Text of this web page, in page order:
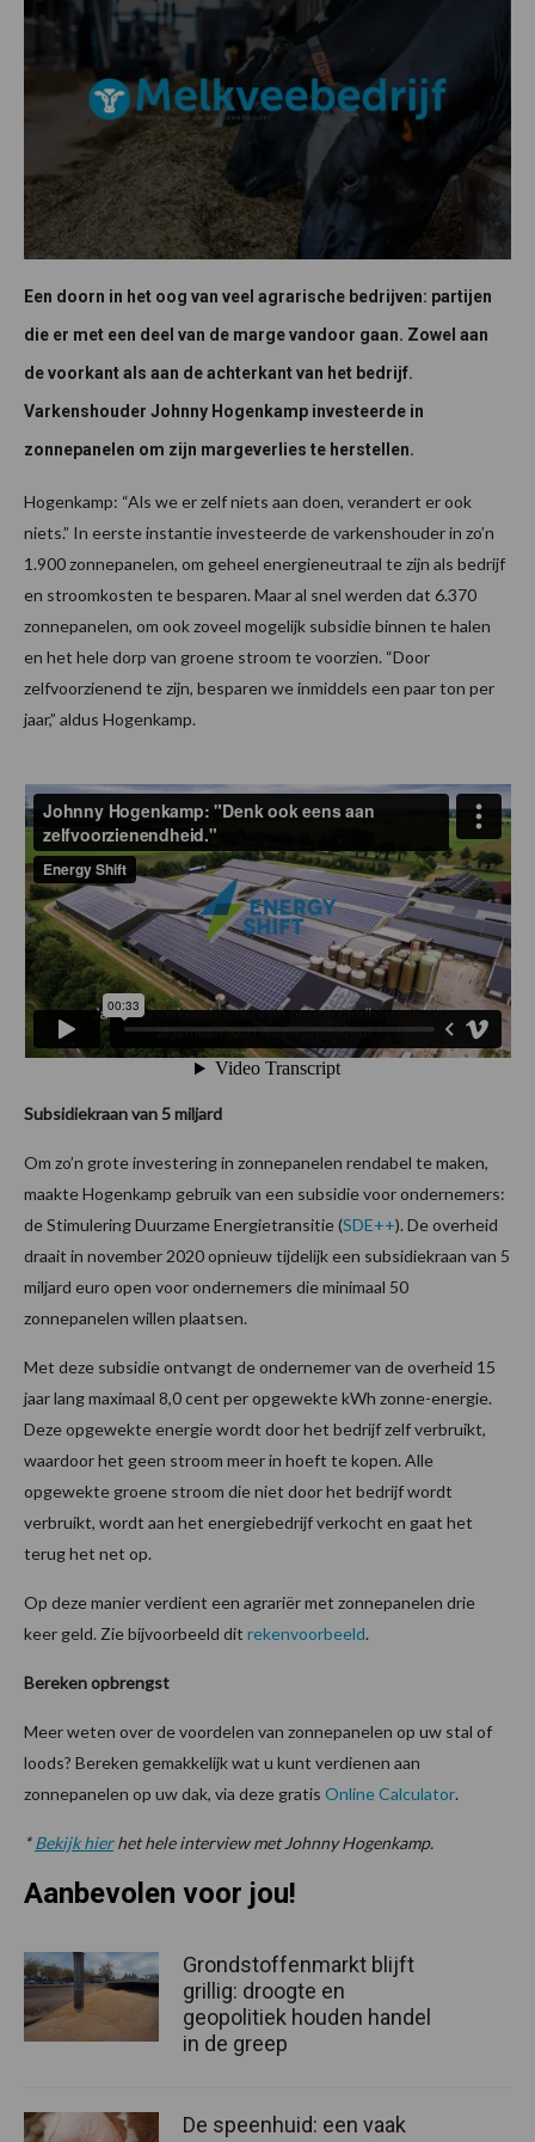
Een doorn in het oog van veel agrarische bedrijven: partijen
die er met een deel van de marge vandoor gaan. Zowel aan
de voorkant als aan de achterkant van het bedrijf.
Varkenshouder Johnny Hogenkamp investeerde in
zonnepanelen om zijn margeverlies te herstellen.
Hogenkamp: “Als we er zelf niets aan doen, verandert er ook
niets.” In eerste instantie investeerde de varkenshouder in zo’n
1.900 zonnepanelen, om geheel energieneutraal te zijn als bedrijf
en stroomkosten te besparen. Maar al snel werden dat 6.370
zonnepanelen, om ook zoveel mogelijk subsidie binnen te halen
en het hele dorp van groene stroom te voorzien. “Door
zelfvoorzienend te zijn, besparen we inmiddels een paar ton per
jaar,” aldus Hogenkamp.
Subsidiekraan van 5 miljard
Om zo’n grote investering in zonnepanelen rendabel te maken,
maakte Hogenkamp gebruik van een subsidie voor ondernemers:
de Stimulering Duurzame Energietransitie (SDE++). De overheid
draait in november 2020 opnieuw tijdelijk een subsidiekraan van 5
miljard euro open voor ondernemers die minimaal 50
zonnepanelen willen plaatsen.
Met deze subsidie ontvangt de ondernemer van de overheid 15
jaar lang maximaal 8,0 cent per opgewekte kWh zonne-energie.
Deze opgewekte energie wordt door het bedrijf zelf verbruikt,
waardoor het geen stroom meer in hoeft te kopen. Alle
opgewekte groene stroom die niet door het bedrijf wordt
verbruikt, wordt aan het energiebedrijf verkocht en gaat het
terug het net op.
Op deze manier verdient een agrariër met zonnepanelen drie
keer geld. Zie bijvoorbeeld dit rekenvoorbeeld.
Bereken opbrengst
Meer weten over de voordelen van zonnepanelen op uw stal of
loods? Bereken gemakkelijk wat u kunt verdienen aan
zonnepanelen op uw dak, via deze gratis Online Calculator.
*Bekijk hierhet hele interview met Johnny Hogenkamp.
Aanbevolen voor jou!
Grondstoffenmarkt blijft
grillig: droogte en
geopolitiek houden handel
in de greep
De speenhuid: een vaak